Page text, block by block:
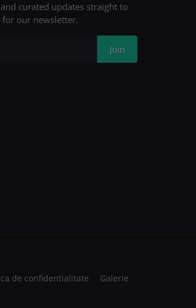
curated updates straight to
our newsletter.
Join
de confidentialitate Galerie